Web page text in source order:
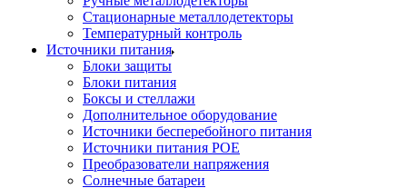
Стационарные металлодетекторы
Температурный контроль
Источники питания
Блоки защиты
Блоки питания
Боксы и стеллажи
Дополнительное оборудование
Источники бесперебойного питания
Источники питания POE
Преобразователи напряжения
Солнечные батареи